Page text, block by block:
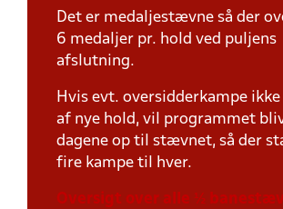
Det er medaljestævne så der
6 medaljer pr. hold ved puljens
afslutning.
Hvis evt. oversidderkampe
af nye hold, vil programmet
dagene op til stævnet, så der
fire kampe til hver.
Oversigt over alle ½